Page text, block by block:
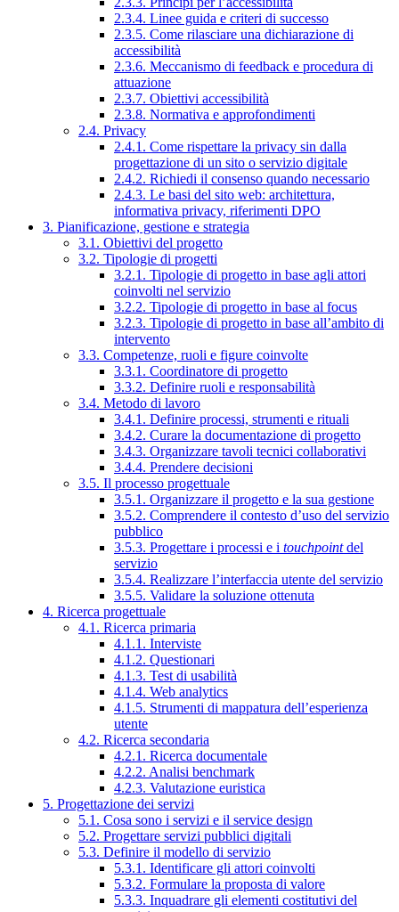
2.3.4. Linee guida e criteri di successo
2.3.5. Come rilasciare una dichiarazione di
accessibilità
2.3.6. Meccanismo di feedback e procedura di
attuazione
2.3.7. Obiettivi accessibilità
2.3.8. Normativa e approfondimenti
2.4. Privacy
2.4.1. Come rispettare la privacy sin dalla
progettazione di un sito o servizio digitale
2.4.2. Richiedi il consenso quando necessario
2.4.3. Le basi del sito web: architettura,
informativa privacy, riferimenti DPO
3. Pianificazione, gestione e strategia
3.1. Obiettivi del progetto
3.2. Tipologie di progetti
3.2.1. Tipologie di progetto in base agli attori
coinvolti nel servizio
3.2.2. Tipologie di progetto in base al focus
3.2.3. Tipologie di progetto in base all’ambito di
intervento
3.3. Competenze, ruoli e figure coinvolte
3.3.1. Coordinatore di progetto
3.3.2. Definire ruoli e responsabilità
3.4. Metodo di lavoro
3.4.1. Definire processi, strumenti e rituali
3.4.2. Curare la documentazione di progetto
3.4.3. Organizzare tavoli tecnici collaborativi
3.4.4. Prendere decisioni
3.5. Il processo progettuale
3.5.1. Organizzare il progetto e la sua gestione
3.5.2. Comprendere il contesto d’uso del servizio
pubblico
3.5.3. Progettare i processi e i touchpointdel
servizio
3.5.4. Realizzare l’interfaccia utente del servizio
3.5.5. Validare la soluzione ottenuta
4. Ricerca progettuale
4.1. Ricerca primaria
4.1.1. Interviste
4.1.2. Questionari
4.1.3. Test di usabilità
4.1.4. Web analytics
4.1.5. Strumenti di mappatura dell’esperienza
utente
4.2. Ricerca secondaria
4.2.1. Ricerca documentale
4.2.2. Analisi benchmark
4.2.3. Valutazione euristica
5. Progettazione dei servizi
5.1. Cosa sono i servizi e il service design
5.2. Progettare servizi pubblici digitali
5.3. Definire il modello di servizio
5.3.1. Identificare gli attori coinvolti
5.3.2. Formulare la proposta di valore
5.3.3. Inquadrare gli elementi costitutivi del